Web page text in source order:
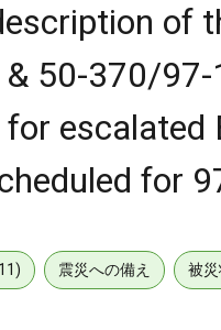
of
50-370/97-
for
震災への備え 被災